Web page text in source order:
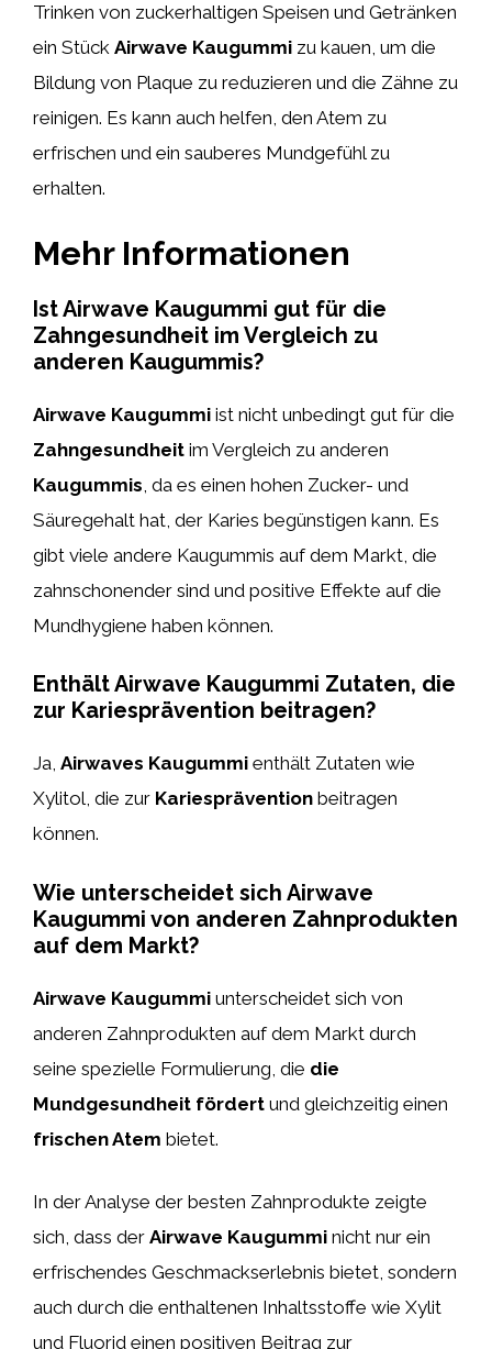
Trinken von zuckerhaltigen Speisen und Getränken
ein Stück Airwave Kaugummi zu kauen, um die
Bildung von Plaque zu reduzieren und die Zähne zu
reinigen. Es kann auch helfen, den Atem zu
erfrischen und ein sauberes Mundgefühl zu
erhalten.
Mehr Informationen
Ist Airwave Kaugummi gut für die
Zahngesundheit im Vergleich zu
anderen Kaugummis?
Airwave Kaugummi ist nicht unbedingt gut für die
Zahngesundheit im Vergleich zu anderen
Kaugummis , da es einen hohen Zucker- und
Säuregehalt hat, der Karies begünstigen kann. Es
gibt viele andere Kaugummis auf dem Markt, die
zahnschonender sind und positive Effekte auf die
Mundhygiene haben können.
Enthält Airwave Kaugummi Zutaten, die
zur Kariesprävention beitragen?
Ja, Airwaves Kaugummi enthält Zutaten wie
Xylitol, die zur Kariesprävention beitragen
können.
Wie unterscheidet sich Airwave
Kaugummi von anderen Zahnprodukten
auf dem Markt?
Airwave Kaugummi unterscheidet sich von
anderen Zahnprodukten auf dem Markt durch
seine spezielle Formulierung, die die
Mundgesundheit fördert und gleichzeitig einen
frischen Atem bietet.
In der Analyse der besten Zahnprodukte zeigte
sich, dass der Airwave Kaugummi nicht nur ein
erfrischendes Geschmackserlebnis bietet, sondern
auch durch die enthaltenen Inhaltsstoffe wie Xylit
und Fluorid einen positiven Beitrag zur